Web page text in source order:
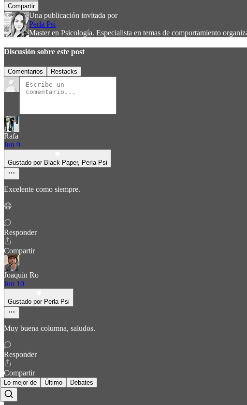
Compartir
Una publicación invitada por
Perla Psi
Master en Psicología. Especialista en temas de comportamiento
Discusión sobre este post
Comentarios Restacks
Rafa
Jun 9
Gustado por Black Paper, Perla Psi
Excelente como siempre.
😃
Responder
Compartir
Joaquín Ro
Jun 10
Gustado por Perla Psi
Muy buena columna, saludos.
Responder
Compartir
Lo mejor de Último Debates